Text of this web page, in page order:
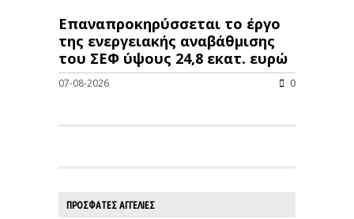
Επαναπροκηρύσσεται το έργο
της ενεργειακής αναβάθμισης
του ΣΕΦ ύψους 24,8 εκατ. ευρώ
07-08-2026 0
ΠΡΟΣΦΑΤΕΣ ΑΓΓΕΛΙΕΣ